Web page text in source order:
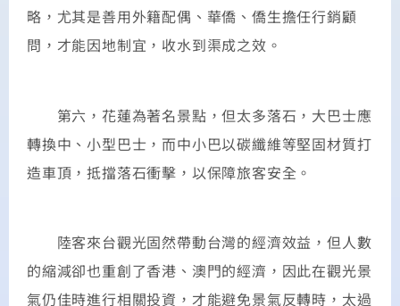
略，尤其是善用外籍配偶、華僑、僑生擔任行銷顧
問，才能因地制宜，收水到渠成之效。
第六，花蓮為著名景點，但太多落石，大巴士應
轉換中、小型巴士，而中小巴以碳纖維等堅固材質打
造車頂，抵擋落石衝擊，以保障旅客安全。
陸客來台觀光固然帶動台灣的經濟效益，但人數
的縮減卻也重創了香港、澳門的經濟，因此在觀光景
氣仍佳時進行相關投資，才能避免景氣反轉時，太過